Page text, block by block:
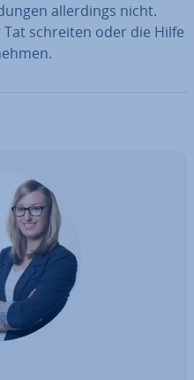
al­ler­dings nicht.
schreiten oder die Hilfe